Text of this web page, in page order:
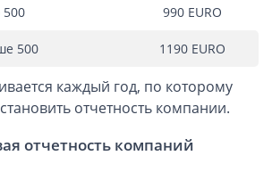
500
990 EURО
500 1190 EURО
каждый год, по которому
отчетность компании.
отчетность компаний